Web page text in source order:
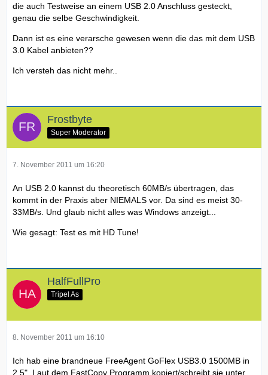
die auch Testweise an einem USB 2.0 Anschluss gesteckt,
genau die selbe Geschwindigkeit.
Dann ist es eine verarsche gewesen wenn die das mit dem USB
3.0 Kabel anbieten??
Ich versteh das nicht mehr..
Frostbyte
Super Moderator
7. November 2011 um 16:20
An USB 2.0 kannst du theoretisch 60MB/s übertragen, das
kommt in der Praxis aber NIEMALS vor. Da sind es meist 30-
33MB/s. Und glaub nicht alles was Windows anzeigt...
Wie gesagt: Test es mit HD Tune!
HalfFullPro
Tripel As
8. November 2011 um 16:10
Ich hab eine brandneue FreeAgent GoFlex USB3.0 1500MB in
2,5". Laut dem FastCopy Programm kopiert/schreibt sie unter